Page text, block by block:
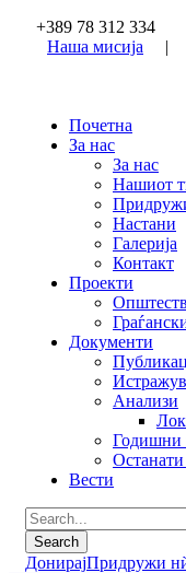
+389 78 312 334
Наша мисија
|
Почетна
За нас
За нас
Нашиот
Настани
Галерија
Контакт
Проекти
Документи
Анализи
Годишни
Вести
ДонирајПридружи